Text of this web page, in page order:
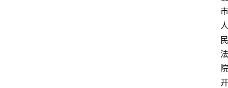
市
人
民
法
院
开